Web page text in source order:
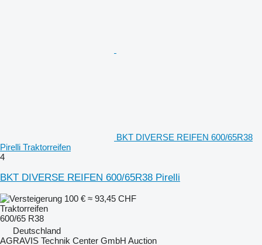
BKT DIVERSE REIFEN 600/65R38
Pirelli Traktorreifen
4
BKT DIVERSE REIFEN 600/65R38 Pirelli
100 € ≈ 93,45 CHF
Traktorreifen
600/65 R38
Deutschland
AGRAVIS Technik Center GmbH Auction